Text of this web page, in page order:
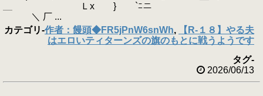
＿ Ｌx } `ﾆニ
＼ 厂 ...
カテゴリ-作者：饅頭◆FR5jPnW6snWh,
【R-１８】やる夫
はエロいティターンズの旗のもとに戦うようです
タグ-
2026/06/13